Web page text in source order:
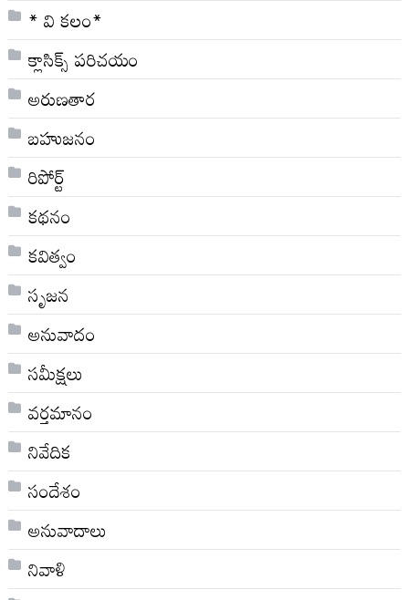
* వి క‌లం*
క్లాసిక్స్ ప‌రిచ‌యం
అరుణతార
బహుజనం
రిపోర్ట్
కథనం
కవిత్వం
సృజన
అనువాదం
సమీక్షలు
వర్తమానం
నివేదిక
సందేశం
అనువాదాలు
నివాళి